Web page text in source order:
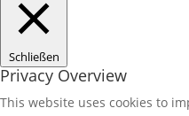
Schließen
Privacy Overview
This website uses cookies to